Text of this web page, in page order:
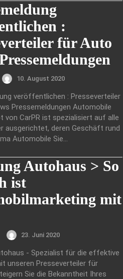
:
für Auto
10. August 2020
veröffentlichen : Presseverteiler
Pressemeldungen Automobile
von CarPR ist spezialisiert auf alle
ausgerichtet, deren Geschäft rund
Automobile Sie...
Autohaus > So
ist
mit
23. Juni 2020
- Spezialist für die effektive
unseren Presseverteiler für
Sie die Bekanntheit Ihres